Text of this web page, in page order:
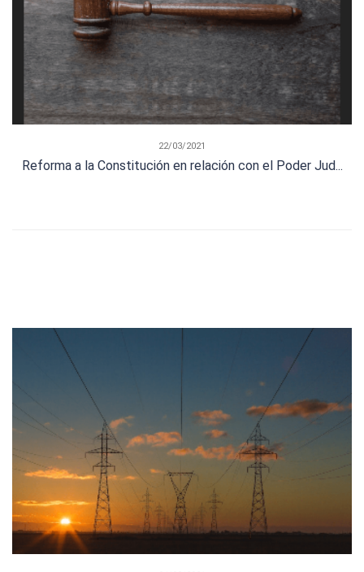
22/03/2021
Reforma a la Constitución en relación con el Poder Jud...